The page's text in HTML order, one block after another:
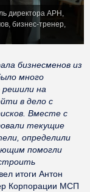
директора АРН,
бизнес-тренер,
бизнесменов из
много
решили на
в дело с
Вместе с
текущие
определили
помогли
итоги Антон
Корпорации МСП